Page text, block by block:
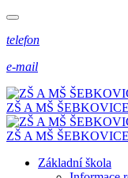
telefon
e-mail
ZŠ A MŠ ŠEBKOVICE
ZŠ A MŠ ŠEBKOVICE
Základní škola